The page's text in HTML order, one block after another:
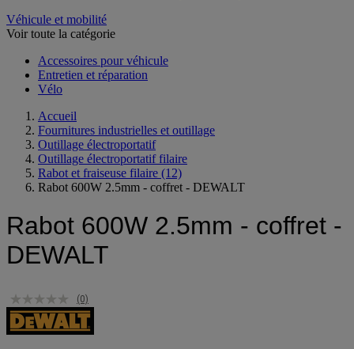
Véhicule et mobilité
Voir toute la catégorie
Accessoires pour véhicule
Entretien et réparation
Vélo
Accueil
Fournitures industrielles et outillage
Outillage électroportatif
Outillage électroportatif filaire
Rabot et fraiseuse filaire (12)
Rabot 600W 2.5mm - coffret - DEWALT
Rabot 600W 2.5mm - coffret -
DEWALT
(0)